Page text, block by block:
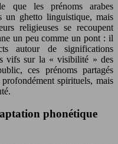
que les prénoms arabes
un ghetto linguistique, mais
religieuses se recoupent
un peu comme un pont : il
autour de significations
vifs sur la « visibilité » des
ces prénoms partagés
spirituels, mais
phonétique